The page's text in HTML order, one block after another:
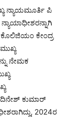
ನ್ಯಾಯಮೂರ್ತಿ ಪಿ
ಕೊಲಿಜಿಯಂ ಕೇಂದ್ರ
ನೇಮಕ
ಕುಮಾರ್
2024ರ